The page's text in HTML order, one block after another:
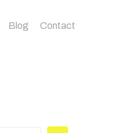
Blog Contact